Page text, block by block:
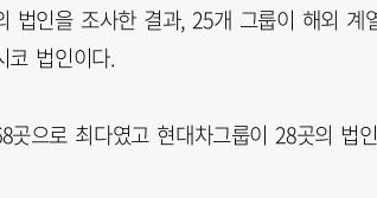
법인을 조사한 결과, 25개 그룹이 해외
코 법인이다.
곳으로 최다였고 현대차그룹이 28곳의 법